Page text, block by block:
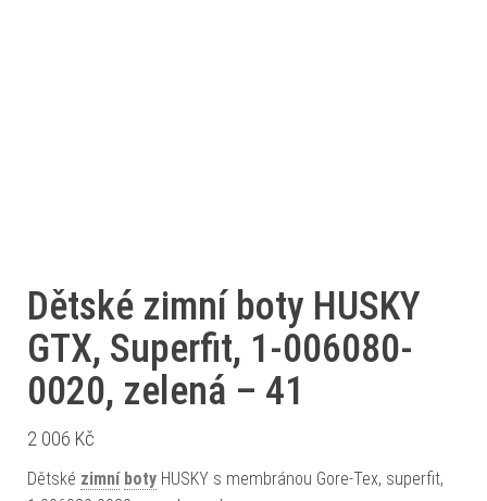
Dětské zimní boty HUSKY
GTX, Superfit, 1-006080-
0020, zelená – 41
2 006 Kč
Dětské zimní boty HUSKY s membránou Gore-Tex, superfit,